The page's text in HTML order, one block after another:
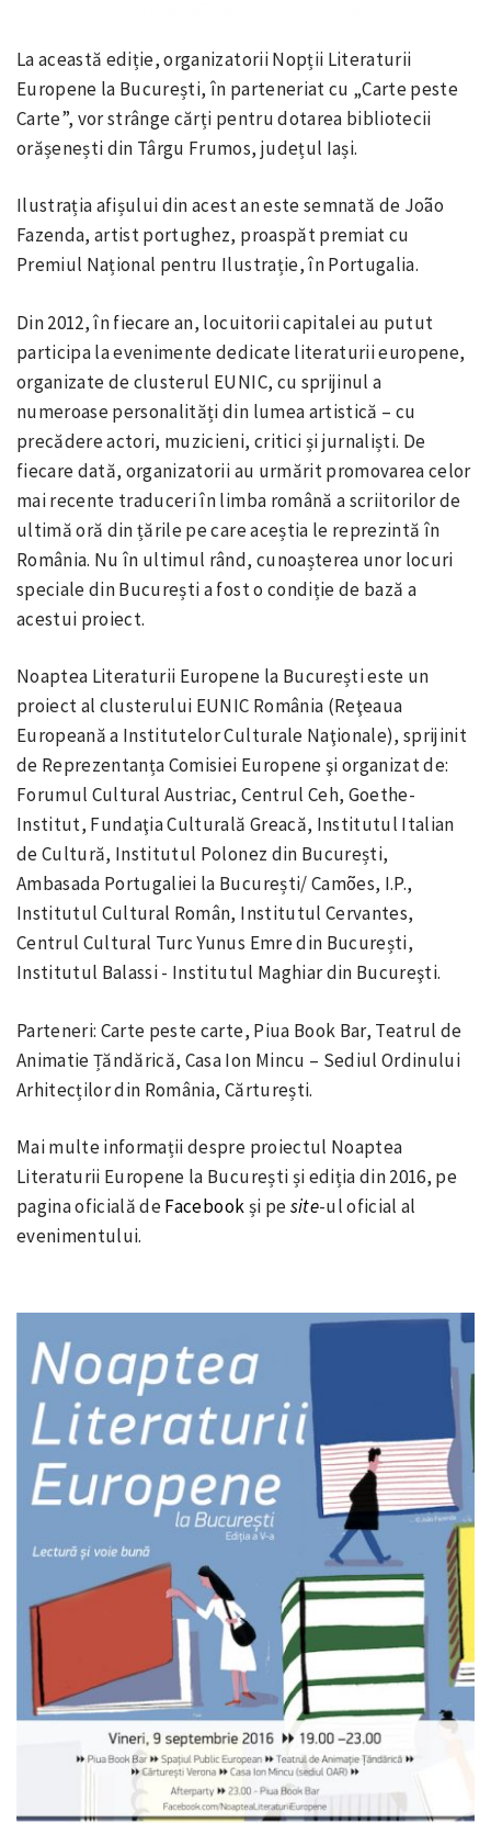
La această ediție, organizatorii Nopții Literaturii
Europene la București, în parteneriat cu „Carte peste
Carte”, vor strânge cărți pentru dotarea bibliotecii
orășenești din Târgu Frumos, județul Iași.
Ilustrația afișului din acest an este semnată de João
Fazenda, artist portughez, proaspăt premiat cu
Premiul Național pentru Ilustrație, în Portugalia.
Din 2012, în fiecare an, locuitorii capitalei au putut
participa la evenimente dedicate literaturii europene,
organizate de clusterul EUNIC, cu sprijinul a
numeroase personalități din lumea artistică – cu
precădere actori, muzicieni, critici și jurnaliști. De
fiecare dată, organizatorii au urmărit promovarea celor
mai recente traduceri în limba română a scriitorilor de
ultimă oră din țările pe care aceștia le reprezintă în
România. Nu în ultimul rând, cunoașterea unor locuri
speciale din București a fost o condiție de bază a
acestui proiect.
Noaptea Literaturii Europene la București este un
proiect al clusterului EUNIC România (Reţeaua
Europeană a Institutelor Culturale Naţionale), sprijinit
de Reprezentanța Comisiei Europene şi organizat de:
Forumul Cultural Austriac, Centrul Ceh, Goethe-
Institut, Fundaţia Culturală Greacă, Institutul Italian
de Cultură, Institutul Polonez din București,
Ambasada Portugaliei la București/ Camões, I.P.,
Institutul Cultural Român, Institutul Cervantes,
Centrul Cultural Turc Yunus Emre din București,
Institutul Balassi - Institutul Maghiar din Bucureşti.
Parteneri: Carte peste carte, Piua Book Bar, Teatrul de
Animatie Țăndărică, Casa Ion Mincu – Sediul Ordinului
Arhitecților din România, Cărturești.
Mai multe informații despre proiectul Noaptea
Literaturii Europene la București și ediția din 2016, pe
pagina oficială deFacebookși pesite-ul oficial al
evenimentului.